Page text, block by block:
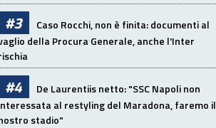
#3
Caso Rocchi, non è finita: documenti al
della Procura Generale, anche l'Inter
#4
De Laurentiis netto: "SSC Napoli non
al restyling del Maradona, faremo il
stadio"